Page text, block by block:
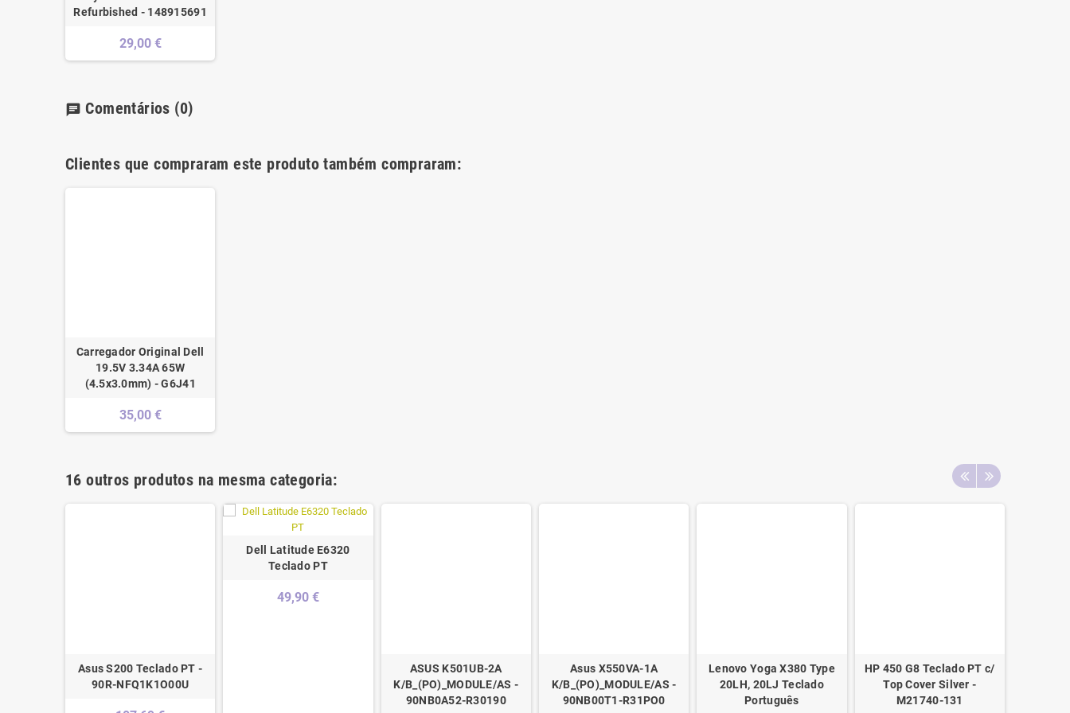
Refurbished - 148915691
29,00 €
chat Comentários (0)
Clientes que compraram este produto também compraram:
Carregador Original Dell
19.5V 3.34A 65W
(4.5x3.0mm) - G6J41
35,00 €
16 outros produtos na mesma categoria:
Asus S200 Teclado PT -
90R-NFQ1K1O00U
Dell Latitude E6320
Teclado PT
49,90 €
ASUS K501UB-2A
K/B_(PO)_MODULE/AS -
90NB0A52-R30190
Asus X550VA-1A
K/B_(PO)_MODULE/AS -
90NB00T1-R31PO0
Lenovo Yoga X380 Type
20LH, 20LJ Teclado
Português
HP 450 G8 Teclado PT c/
Top Cover Silver -
M21740-131